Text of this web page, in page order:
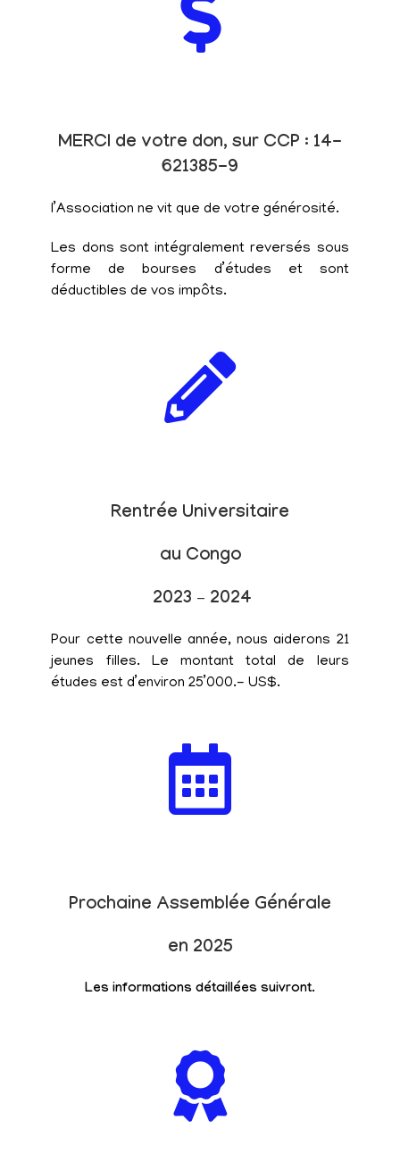
MERCI de votre don, sur CCP : 14-
621385-9
l’Association ne vit que de votre générosité.
Les dons sont intégralement reversés sous
forme de bourses d’études et sont
déductibles de vos impôts.
Rentrée Universitaire
au Congo
2023 – 2024
Pour cette nouvelle année, nous aiderons 21
jeunes filles. Le montant total de leurs
études est d’environ 25’000.- US$.
Prochaine Assemblée Générale
en 2025
Les informations détaillées suivront.